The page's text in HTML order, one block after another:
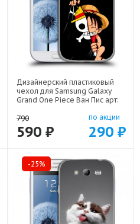
Дизайнерский пластиковый
чехол для Samsung Galaxy
Grand One Piece Ван Пис арт:
790
590 ₽
по акции
290 ₽
-25%